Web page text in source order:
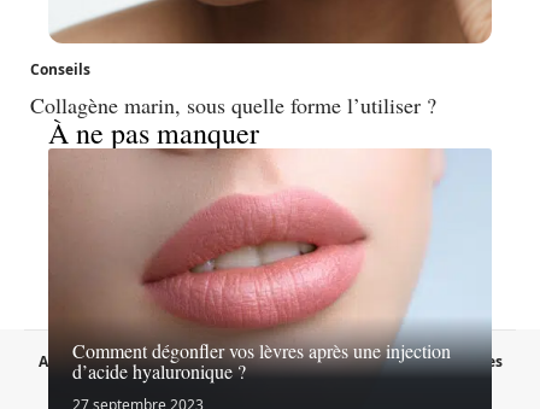
Conseils
Collagène marin, sous quelle forme l’utiliser ?
À ne pas manquer
Comment dégonfler vos lèvres après une injection
d’acide hyaluronique ?
A propos Contact Proposer un article
Mentions légales
Sitemap